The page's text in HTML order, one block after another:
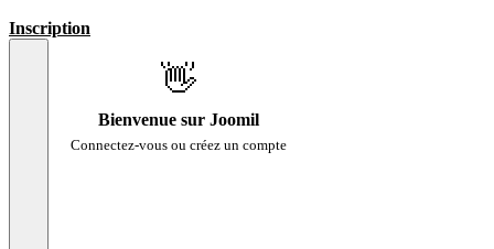
Inscription
👋
Bienvenue sur Joomil
Connectez-vous ou créez un compte